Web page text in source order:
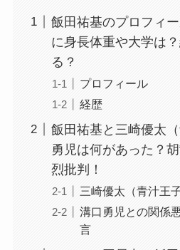
飯田祐基のプロフィ
に身長体重や大学は
る？
プロフィール
経歴
飯田祐基と三崎優太
勇児は何があった？
烈批判！
三崎優太（青汁王
溝口勇児との関係
言